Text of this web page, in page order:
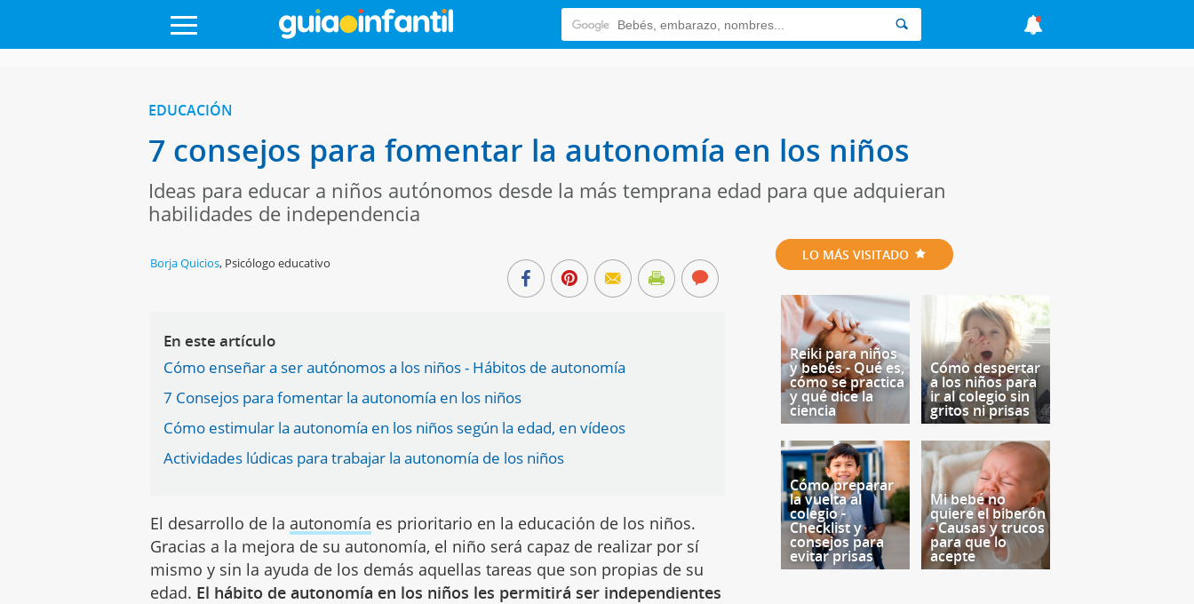
EDUCACIÓN
7 consejos para fomentar la autonomía en los niños
Ideas para educar a niños autónomos desde la más temprana edad para que adquieran
habilidades de independencia
Borja Quicios, Psicólogo educativo
En este artículo
Cómo enseñar a ser autónomos a los niños - Hábitos de autonomía
7 Consejos para fomentar la autonomía en los niños
Cómo estimular la autonomía en los niños según la edad, en vídeos
Actividades lúdicas para trabajar la autonomía de los niños
El desarrollo de la autonomía es prioritario en la educación de los niños.
Gracias a la mejora de su autonomía, el niño será capaz de realizar por sí
mismo y sin la ayuda de los demás aquellas tareas que son propias de su
edad. El hábito de autonomía en los niños les permitirá ser independientes
LO MÁS VISITADO
Reiki para niños
y bebés - Qué es,
cómo se practica
y qué dice la
ciencia
Cómo despertar
a los niños para
ir al colegio sin
gritos ni prisas
Cómo preparar
la vuelta al
colegio -
Checklist y
consejos para
evitar prisas
Mi bebé no
quiere el biberón
- Causas y trucos
para que lo
acepte